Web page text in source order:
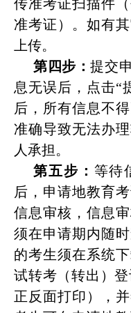
传准考证扫描件
准考证）。如有
上传。
第四步：提交
息无误后，点击“
后，所有信息不
准确导致无法办
人承担。
第五步： 等待
后，申请地教育
信息审核，信息
须在申请期内随
的考生须在系统
试转考（转出）
正反面打印），